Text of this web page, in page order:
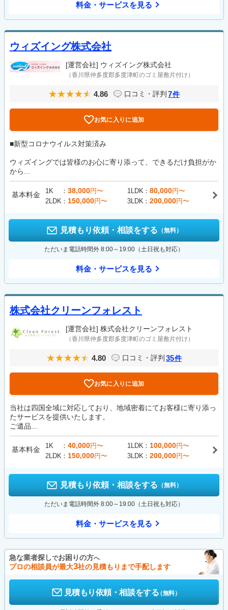
料金・サービスを見る
ウィズイング株式会社
[運営会社] ウィズイング株式会社
（香川県仲多度郡多度津町のゴミ屋敷片付け）
4.86 口コミ・評判 7件
お気に入りに追加
■新型コロナウイルス対策済み
ウィズイングでは皆様のお心に寄り添って、できるだけ負担がか
から...
基本料金 1K 38,000円〜 1LDK 80,000円〜
2LDK
150,000円〜 3LDK 200,000円〜
見積もり依頼・相談をする （無料）
ただいま電話時間外 8:00～19:00（土日祝も対応）
料金・サービスを見る
株式会社クリーンフォレスト
[運営会社] 株式会社クリーンフォレスト
（香川県仲多度郡多度津町のゴミ屋敷片付け）
4.80 口コミ・評判 35件
お気に入りに追加
当社は四国全域に対応しており、地域密着にてお客様に寄り添っ
たサービスを提供いたします。
ご遺品...
基本料金 1K 40,000円〜 1LDK 100,000円〜
2LDK
150,000円〜 3LDK 200,000円〜
見積もり依頼・相談をする （無料）
ただいま電話時間外 8:00～19:00（土日祝も対応）
料金・サービスを見る
急な業者探しでお困りの方へ
プロの相談員が最大3社の見積もりまで手配します
見積もり依頼・相談をする（無料）